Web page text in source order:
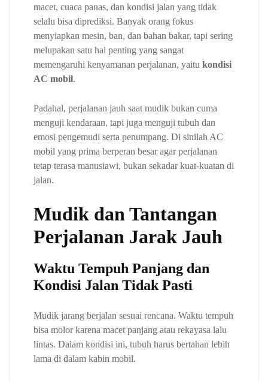
macet, cuaca panas, dan kondisi jalan yang tidak
selalu bisa diprediksi. Banyak orang fokus
menyiapkan mesin, ban, dan bahan bakar, tapi sering
melupakan satu hal penting yang sangat
memengaruhi kenyamanan perjalanan, yaitu kondisi
AC mobil.
Padahal, perjalanan jauh saat mudik bukan cuma
menguji kendaraan, tapi juga menguji tubuh dan
emosi pengemudi serta penumpang. Di sinilah AC
mobil yang prima berperan besar agar perjalanan
tetap terasa manusiawi, bukan sekadar kuat-kuatan di
jalan.
Mudik dan Tantangan
Perjalanan Jarak Jauh
Waktu Tempuh Panjang dan
Kondisi Jalan Tidak Pasti
Mudik jarang berjalan sesuai rencana. Waktu tempuh
bisa molor karena macet panjang atau rekayasa lalu
lintas. Dalam kondisi ini, tubuh harus bertahan lebih
lama di dalam kabin mobil.